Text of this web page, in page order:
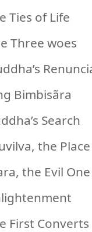
of Life
Three woes
Bimbisãra
Search
the
the Evil One
First Converts